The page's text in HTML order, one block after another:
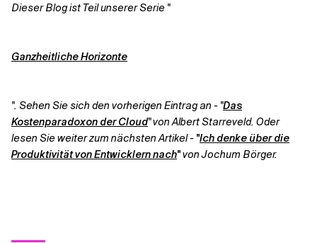
Dieser Blog ist Teil unserer Serie "
Ganzheitliche Horizonte
". Sehen Sie sich den vorherigen Eintrag an - "Das
Kostenparadoxon der Cloud" von Albert Starreveld. Oder
lesen Sie weiter zum nächsten Artikel - "Ich denke über die
Produktivität von Entwicklern nach"von Jochum Börger.